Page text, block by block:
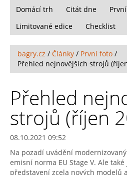
Domácí trh
Citát dne
Limitované edice
Checklist
bagry.cz / Články / První foto /
Přehled nejnovějších strojů
Přehled
strojů (říjen
08.10.2021 09:52
Na pozadí uvádění
emisní norma EU Stage V. Ale
představení zcela nových modelů